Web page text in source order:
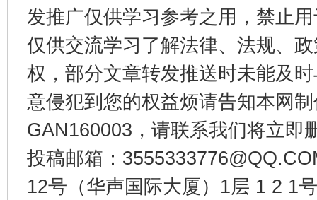
发推广仅供学习参考之用，禁止
仅供交流学习了解法律、法规、
权，部分文章转发推送时未能及
意侵犯到您的权益烦请告知本网
GAN160003，请联系我们将立即
投稿邮箱：
12号（华声国际大厦）1层 1 2 1